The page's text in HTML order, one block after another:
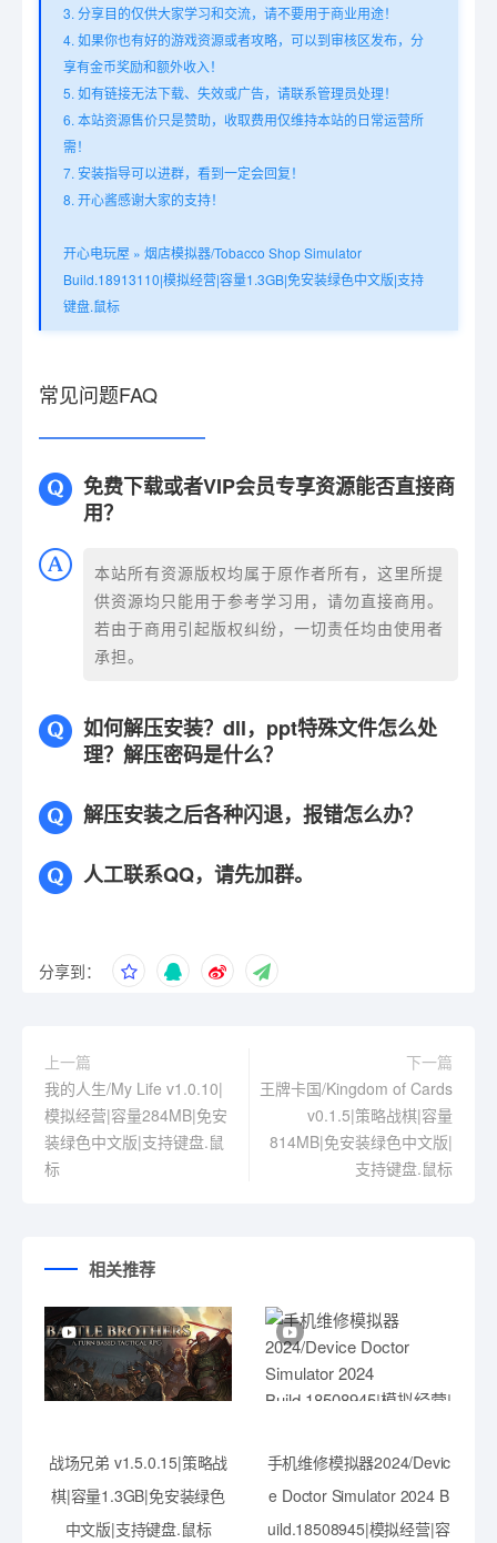
3. 分享目的仅供大家学习和交流，请不要用于商业用途！
4. 如果你也有好的游戏资源或者攻略，可以到审核区发布，分
享有金币奖励和额外收入！
5. 如有链接无法下载、失效或广告，请联系管理员处理！
6. 本站资源售价只是赞助，收取费用仅维持本站的日常运营所
需！
7. 安装指导可以进群，看到一定会回复！
8. 开心酱感谢大家的支持！
开心电玩屋 » 烟店模拟器/Tobacco Shop Simulator
Build.18913110|模拟经营|容量1.3GB|免安装绿色中文版|支持
键盘.鼠标
常见问题FAQ
免费下载或者VIP会员专享资源能否直接商
用？
本站所有资源版权均属于原作者所有，这里所提
供资源均只能用于参考学习用，请勿直接商用。
若由于商用引起版权纠纷，一切责任均由使用者
承担。
如何解压安装？dll，ppt特殊文件怎么处
理？解压密码是什么？
解压安装之后各种闪退，报错怎么办？
人工联系QQ，请先加群。
分享到：
上一篇
我的人生/My Life v1.0.10|
模拟经营|容量284MB|免安
装绿色中文版|支持键盘.鼠
标
下一篇
王牌卡国/Kingdom of Cards
v0.1.5|策略战棋|容量
814MB|免安装绿色中文版|
支持键盘.鼠标
相关推荐
战场兄弟 v1.5.0.15|策略战
棋|容量1.3GB|免安装绿色
中文版|支持键盘.鼠标
手机维修模拟器2024/Devic
e Doctor Simulator 2024 B
uild.18508945|模拟经营|容